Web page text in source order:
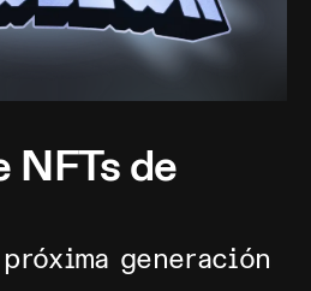
NFTs de
generación